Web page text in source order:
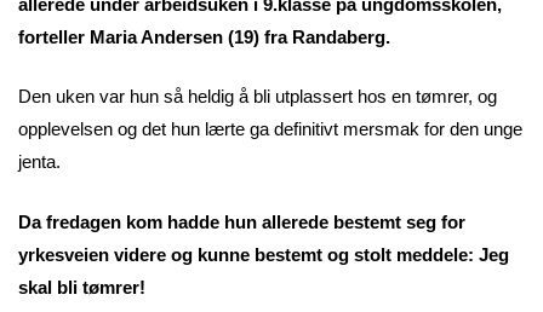
forteller Maria Andersen (19) fra Randaberg.
Den uken var hun så heldig å bli utplassert hos en tømrer, og
opplevelsen og det hun lærte ga definitivt mersmak for den unge
jenta.
Da fredagen kom hadde hun allerede bestemt seg for
yrkesveien videre og kunne bestemt og stolt meddele: Jeg
skal bli tømrer!